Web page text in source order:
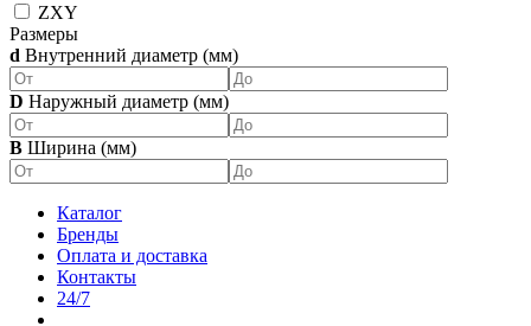
ZXY
Размеры
d Внутренний диаметр (мм)
D Наружный диаметр (мм)
B Ширина (мм)
Каталог
Бренды
Оплата и доставка
Контакты
24/7